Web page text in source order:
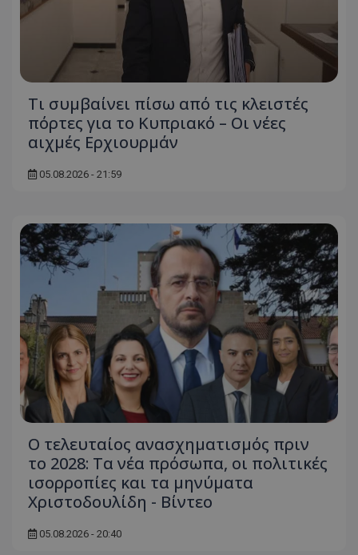
Τι συμβαίνει πίσω από τις κλειστές
πόρτες για το Κυπριακό – Οι νέες
αιχμές Ερχιουρμάν
05.08.2026 - 21:59
Ο τελευταίος ανασχηματισμός πριν
το 2028: Τα νέα πρόσωπα, οι πολιτικές
ισορροπίες και τα μηνύματα
Χριστοδουλίδη - Βίντεο
05.08.2026 - 20:40